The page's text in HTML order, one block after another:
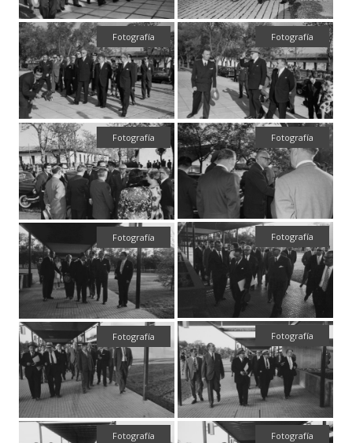
Fotografía Fotografía
Fotografía Fotografía
Fotografía
Fotografía
Fotografía
Fotografía
Fotografía
Fotografía